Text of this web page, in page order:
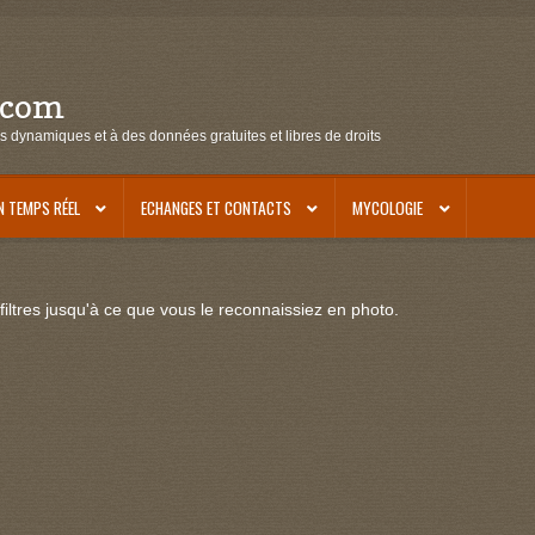
et à des données gratuites et libres de droits
TEMPS RÉEL ECHANGES ET CONTACTS MYCOLOGIE
jusqu'à ce que vous le reconnaissiez en photo.